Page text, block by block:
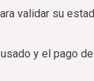
validar su
y el pago